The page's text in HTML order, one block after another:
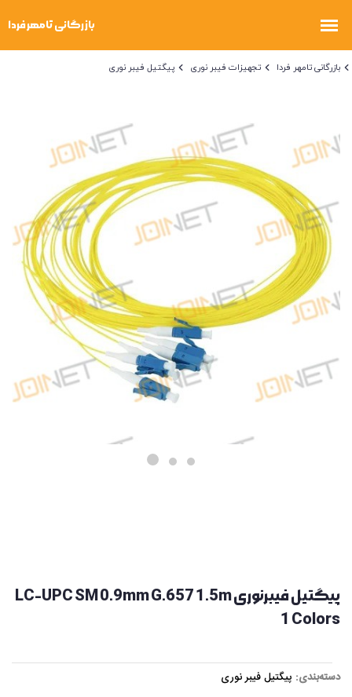
بازرگانی تامهر فردا تجهیزات فیبر نوری پیگتیل فیبر نوری
پیگتیل فیبرنوری LC-UPC SM 0.9mm G.657 1.5m
1 Colors
دسته‌بندی: پیگتیل فیبر نوری